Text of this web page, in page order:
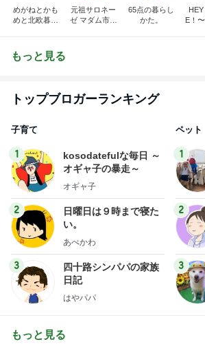
めがねとかも
めと北欧暮ら
元祖サロネー
ゼ マダム市川
65点の暮らし
かた。
E！
もっと見る
トップブロガーランキング
子育て
1
kosodatefulな毎日 ～
オギャ子の暴走～
オギャ子
2
日曜日は９時まで寝た
い。
あべかわ
3
四十路シンパパの家族
日記
はやパパ
ペット
1
2
3
もっと見る